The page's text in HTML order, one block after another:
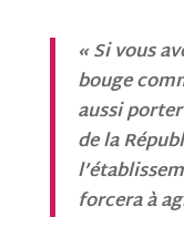
« Si vous
bouge
aussi
de la
forcera à